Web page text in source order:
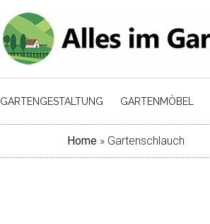
GARTENGESTALTUNG GARTENMÖBEL
Home » Gartenschlauch